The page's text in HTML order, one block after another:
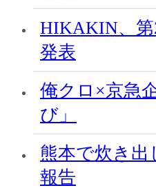
HIKAKIN、第
発表
俺クロ×京急
び」
熊本で炊き出
報告